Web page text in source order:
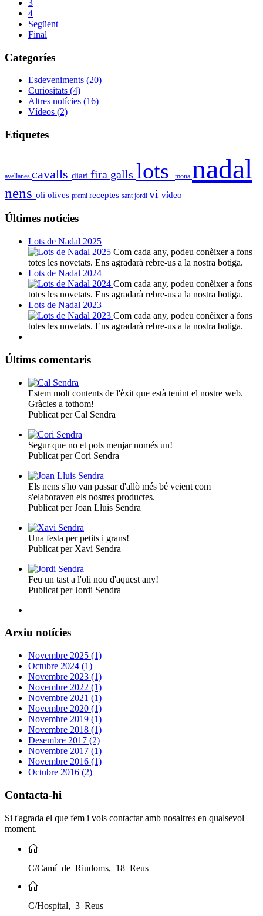
3
4
Següent
Final
Categoríes
Esdeveniments (20)
Curiositats (4)
Altres notícies (16)
Vídeos (2)
Etiquetes
avellanes cavalls diari fira galls lots mona nadal
nens oli olives premi receptes sant jordi vi vídeo
Últimes notícies
Lots de Nadal 2025
Com cada any, podeu conèixer a fons
totes les novetats. Ens agradarà rebre-us a la nostra botiga.
Lots de Nadal 2024
Com cada any, podeu conèixer a fons
totes les novetats. Ens agradarà rebre-us a la nostra botiga.
Lots de Nadal 2023
Com cada any, podeu conèixer a fons
totes les novetats. Ens agradarà rebre-us a la nostra botiga.
Últims comentaris
Estem molt contents de l'èxit que està tenint el nostre web.
Gràcies a tothom!
Publicat per Cal Sendra
Segur que no et pots menjar només un!
Publicat per Cori Sendra
Els nens s'ho van passar d'allò més bé veient com
s'elaboraven els nostres productes.
Publicat per Joan Lluis Sendra
Una festa per petits i grans!
Publicat per Xavi Sendra
Feu un tast a l'oli nou d'aquest any!
Publicat per Jordi Sendra
Arxiu notícies
Novembre 2025 (1)
Octubre 2024 (1)
Novembre 2023 (1)
Novembre 2022 (1)
Novembre 2021 (1)
Novembre 2020 (1)
Novembre 2019 (1)
Novembre 2018 (1)
Desembre 2017 (2)
Novembre 2017 (1)
Novembre 2016 (1)
Octubre 2016 (2)
Contacta-hi
Si t'agrada el que fem i vols contactar amb nosaltres en qualsevol
moment.
C/Camí de Riudoms, 18 Reus
C/Hospital, 3 Reus